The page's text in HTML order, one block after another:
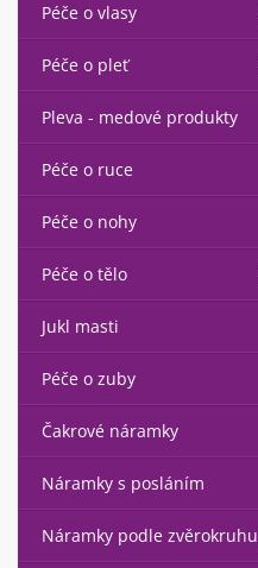
Péče o vlasy
Péče o pleť
Pleva - medové produkty
Péče o ruce
Péče o nohy
Péče o tělo
Jukl masti
Péče o zuby
Čakrové náramky
Náramky s posláním
Náramky podle zvěrokruhu